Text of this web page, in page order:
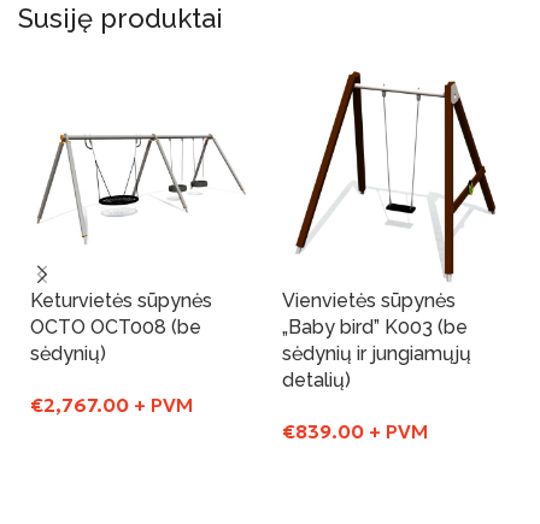
Susiję produktai
Keturvietės sūpynės
OCTO OCT008 (be
sėdynių)
€2,767.00 + PVM
Vienvietės sūpynės
„Baby bird” K003 (be
sėdynių ir jungiamųjų
detalių)
€839.00 + PVM